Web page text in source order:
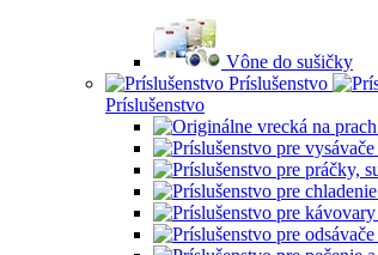
Vône do sušičky
Príslušenstvo
Príslušenstvo